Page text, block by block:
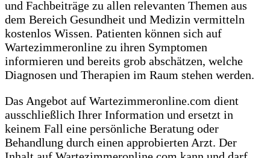
und Fachbeiträge zu allen relevanten Themen aus
dem Bereich Gesundheit und Medizin vermitteln
kostenlos Wissen. Patienten können sich auf
Wartezimmeronline zu ihren Symptomen
informieren und bereits grob abschätzen, welche
Diagnosen und Therapien im Raum stehen werden.
Das Angebot auf Wartezimmeronline.com dient
ausschließlich Ihrer Information und ersetzt in
keinem Fall eine persönliche Beratung oder
Behandlung durch einen approbierten Arzt. Der